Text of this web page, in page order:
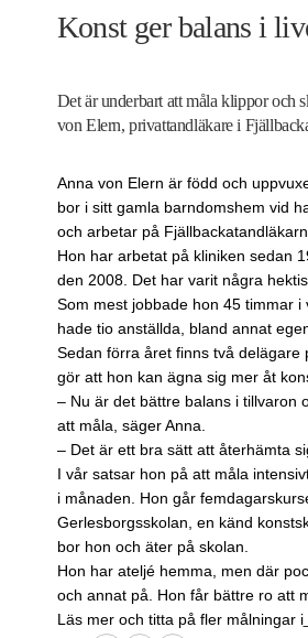
Konst ger balans i
Det är underbart att måla klippor och
von Elern, privattandläkare i
Anna von Elern är född och
bor i sitt gamla barndomshem vid
och arbetar på
Hon har arbetat på kliniken sedan
den 2008. Det har varit några
Som mest jobbade hon 45 timmar i
hade tio anställda, bland annat
Sedan förra året finns två delägare
gör att hon kan ägna sig mer åt
– Nu är det bättre balans i tillvaron
att måla, säger Anna.
– Det är ett bra sätt att återhämta
I vår satsar hon på att måla
i månaden. Hon går
Gerlesborgsskolan, en känd
bor hon och äter på skolan.
Hon har ateljé hemma, men där
och annat på. Hon får bättre ro att
Läs mer och titta på fler målningar i